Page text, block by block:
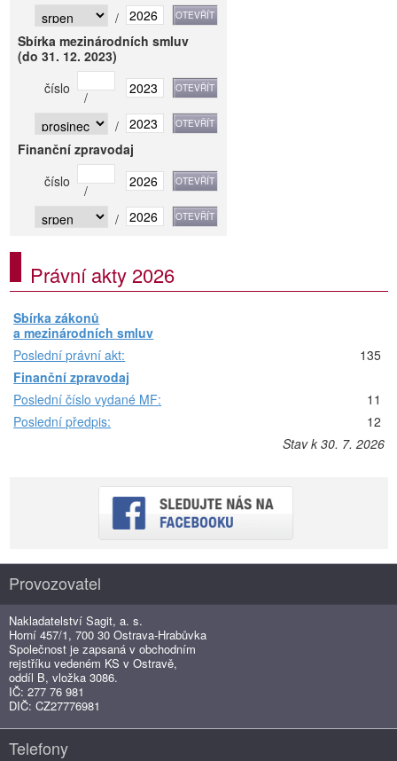
/
Sbírka mezinárodních smluv
(do 31. 12. 2023)
číslo
/
/
Finanční zpravodaj
číslo
/
/
Právní akty 2026
Sbírka zákonů
a mezinárodních smluv
Poslední právní akt:
135
Finanční zpravodaj
Poslední číslo vydané MF:
11
Poslední předpis:
12
Stav k 30. 7. 2026
Provozovatel
Nakladatelství Sagit, a. s.
Horní 457/1, 700 30 Ostrava-Hrabůvka
Společnost je zapsaná v obchodním
rejstříku vedeném KS v Ostravě,
oddíl B, vložka 3086.
IČ: 277 76 981
DIČ: CZ27776981
Telefony